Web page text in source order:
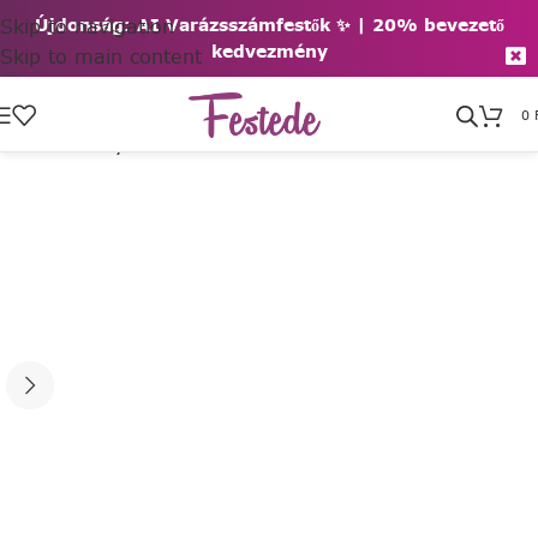
Újdonság: AI Varázsszámfestők ✨ | 20% bevezető
kedvezmény
Skip to navigation
Skip to main content
0